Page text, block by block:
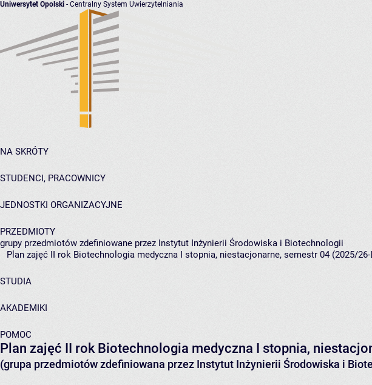
Uniwersytet Opolski - Centralny System Uwierzytelniania
NA SKRÓTY
STUDENCI, PRACOWNICY
JEDNOSTKI ORGANIZACYJNE
PRZEDMIOTY
grupy przedmiotów zdefiniowane przez Instytut Inżynierii Środowiska i Biotechnologii
Plan zajęć II rok Biotechnologia medyczna I stopnia, niestacjonarne, semestr 04 (2025/26-
STUDIA
AKADEMIKI
POMOC
Plan zajęć II rok Biotechnologia medyczna I stopnia,
(grupa przedmiotów zdefiniowana przez Instytut Inżynierii Środowiska i